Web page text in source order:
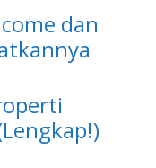
dan